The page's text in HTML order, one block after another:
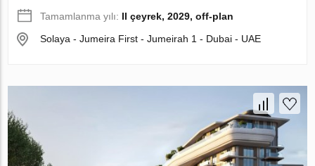
Tamamlanma yılı: II çeyrek, 2029, off-plan
Solaya - Jumeira First - Jumeirah 1 - Dubai - UAE